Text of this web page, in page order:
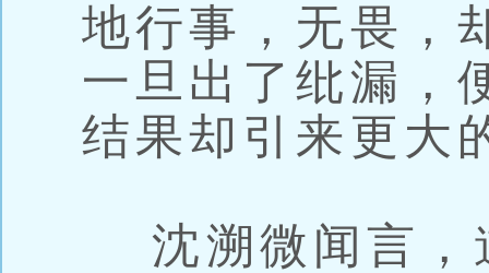
地行事，无畏，
一旦出了纰漏，
结果却引来更大
沈溯微闻言，